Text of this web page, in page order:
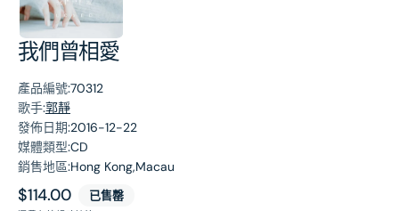
我們曾相愛
產品編號:70312
歌手:郭靜
發佈日期:2016-12-22
媒體類型:CD
銷售地區:Hong Kong,Macau
原
$114.00 已售罄